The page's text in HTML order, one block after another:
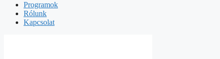
Programok
Rólunk
Kapcsolat